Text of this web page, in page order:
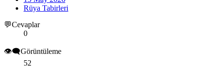
Rüya Tabirleri
💬Cevaplar
0
👁️‍🗨️Görüntüleme
52